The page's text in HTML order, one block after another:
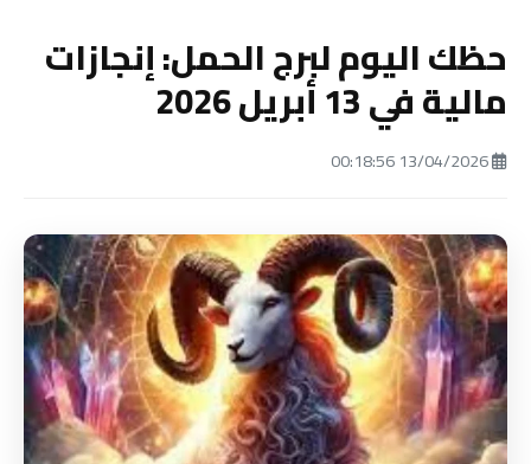
حظك اليوم لبرج الحمل: إنجازات
مالية في 13 أبريل 2026